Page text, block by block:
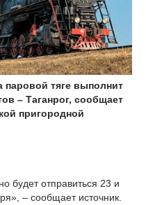
тяге выполнит
– Таганрог, сообщает
пригородной
будет отправиться 23 и
– сообщает источник.